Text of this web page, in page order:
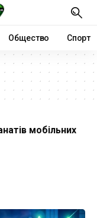
Общество Спорт
мобільних